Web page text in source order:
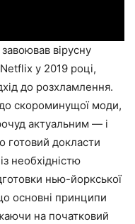
вірусну
у 2019 році,
до розхламлення.
скороминущої моди,
актуальним — і
готовий докласти
необхідністю
нью-йоркської
основні принципи
на початковий